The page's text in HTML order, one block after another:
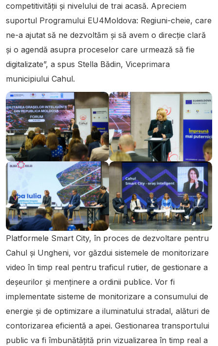
competitivității și nivelului de trai acasă. Apreciem
suportul Programului EU4Moldova: Regiuni-cheie, care
ne-a ajutat să ne dezvoltăm și să avem o direcție clară
și o agendă asupra proceselor care urmează să fie
digitalizate”, a spus Stella Bădin, Viceprimara
municipiului Cahul.
Platformele Smart City, în proces de dezvoltare pentru
Cahul și Ungheni, vor găzdui sistemele de monitorizare
video în timp real pentru traficul rutier, de gestionare a
deșeurilor și menținere a ordinii publice. Vor fi
implementate sisteme de monitorizare a consumului de
energie și de optimizare a iluminatului stradal, alături de
contorizarea eficientă a apei. Gestionarea transportului
public va fi îmbunătățită prin vizualizarea în timp real a